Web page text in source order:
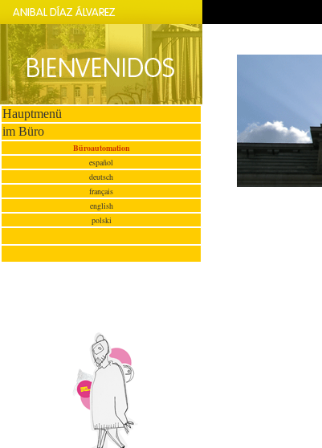
Hauptmenü
im Büro
Büroautomation
español
deutsch
français
english
polski